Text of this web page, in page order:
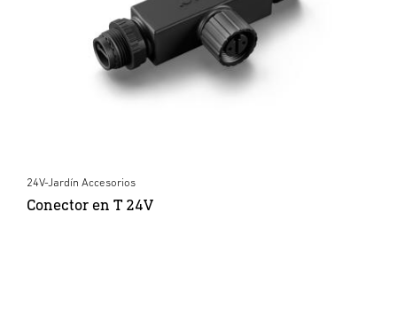
24V-Jardín Accesorios
Conector en T 24V